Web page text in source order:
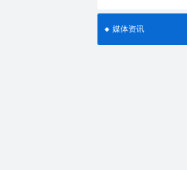
媒体资讯